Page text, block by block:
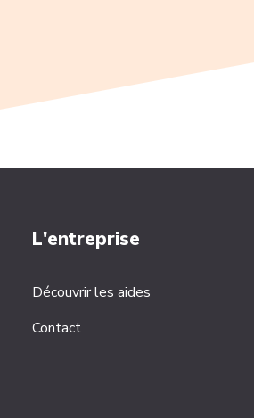
L'entreprise
Découvrir les aides
Contact